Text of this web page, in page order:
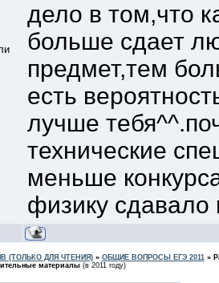
дело в том,что
больше сдает
предмет,тем
есть
лучше
технические
меньше
физику сдавало
(ТОЛЬКО ДЛЯ ЧТЕНИЯ)» ОБЩИЕ ВОПРОСЫ ЕГЭ 2011»
материалы (в 2011 году)